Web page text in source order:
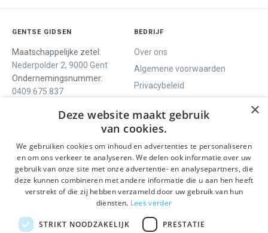
GENTSE GIDSEN
Maatschappelijke zetel:
Nederpolder 2, 9000 Gent
Ondernemingsnummer:
0409.675.837
BEDRIJF
Over ons
Algemene voorwaarden
Privacybeleid
ONS AANBOD
Rondleidingen
Dagprogramma
Activiteiten
SOCIALS
Facebook
Instagram
LinkedIn
×
Deze website maakt gebruik
van cookies.
We gebruiken cookies om inhoud en advertenties te personaliseren
en om ons verkeer te analyseren. We delen ook informatie over uw
gebruik van onze site met onze advertentie- en analysepartners, die
deze kunnen combineren met andere informatie die u aan hen heeft
verstrekt of die zij hebben verzameld door uw gebruik van hun
diensten. Lees verder
STRIKT NOODZAKELIJK PRESTATIE